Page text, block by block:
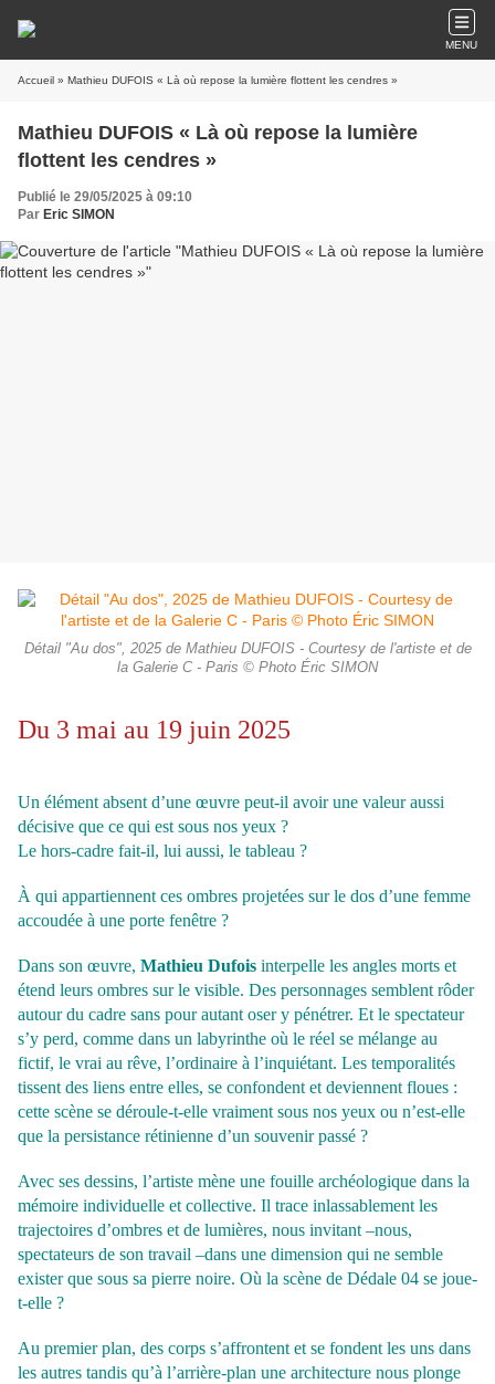
MENU
Accueil » Mathieu DUFOIS « Là où repose la lumière flottent les cendres »
Mathieu DUFOIS « Là où repose la lumière
flottent les cendres »
Publié le 29/05/2025 à 09:10
Par Eric SIMON
Détail "Au dos", 2025 de Mathieu DUFOIS - Courtesy de l'artiste et de
la Galerie C - Paris © Photo Éric SIMON
Du 3 mai au 19 juin 2025
Un élément absent d’une œuvre peut-il avoir une valeur aussi
décisive que ce qui est sous nos yeux ?
Le hors-cadre fait-il, lui aussi, le tableau ?
À qui appartiennent ces ombres projetées sur le dos d’une femme
accoudée à une porte fenêtre ?
Dans son œuvre, Mathieu Dufois interpelle les angles morts et
étend leurs ombres sur le visible. Des personnages semblent rôder
autour du cadre sans pour autant oser y pénétrer. Et le spectateur
s’y perd, comme dans un labyrinthe où le réel se mélange au
fictif, le vrai au rêve, l’ordinaire à l’inquiétant. Les temporalités
tissent des liens entre elles, se confondent et deviennent floues :
cette scène se déroule-t-elle vraiment sous nos yeux ou n’est-elle
que la persistance rétinienne d’un souvenir passé ?
Avec ses dessins, l’artiste mène une fouille archéologique dans la
mémoire individuelle et collective. Il trace inlassablement les
trajectoires d’ombres et de lumières, nous invitant –nous,
spectateurs de son travail –dans une dimension qui ne semble
exister que sous sa pierre noire. Où la scène de Dédale 04 se joue-
t-elle ?
Au premier plan, des corps s’affrontent et se fondent les uns dans
les autres tandis qu’à l’arrière-plan une architecture nous plonge